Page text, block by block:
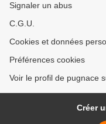
Signaler un abus
C.G.U.
Cookies et données
Préférences cookies
Voir le profil de pugnace
Créer